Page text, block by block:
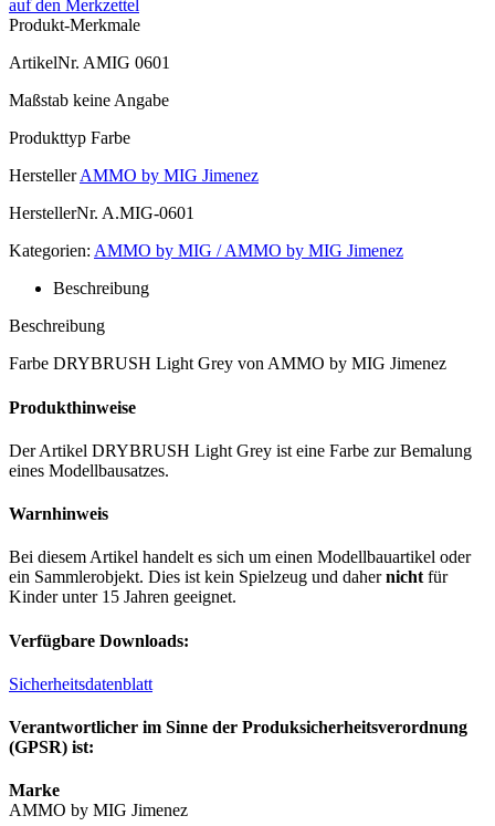
auf den Merkzettel
Produkt-Merkmale
ArtikelNr. AMIG 0601
Maßstab keine Angabe
Produkttyp Farbe
Hersteller AMMO by MIG Jimenez
HerstellerNr. A.MIG-0601
Kategorien: AMMO by MIG / AMMO by MIG Jimenez
Beschreibung
Beschreibung
Farbe DRYBRUSH Light Grey von AMMO by MIG Jimenez
Produkthinweise
Der Artikel DRYBRUSH Light Grey ist eine Farbe zur Bemalung
eines Modellbausatzes.
Warnhinweis
Bei diesem Artikel handelt es sich um einen Modellbauartikel oder
ein Sammlerobjekt. Dies ist kein Spielzeug und dahernicht für
Kinder unter 15 Jahren geeignet.
Verfügbare Downloads:
Sicherheitsdatenblatt
Verantwortlicher im Sinne der Produksicherheitsverordnung
(GPSR) ist:
Marke
AMMO by MIG Jimenez